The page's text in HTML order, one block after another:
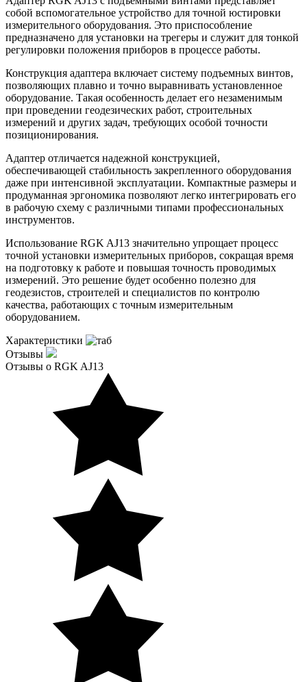
собой вспомогательное устройство для точной юстировки
измерительного оборудования. Это приспособление
предназначено для установки на трегеры и служит для тонкой
регулировки положения приборов в процессе работы.
Конструкция адаптера включает систему подъемных винтов,
позволяющих плавно и точно выравнивать установленное
оборудование. Такая особенность делает его незаменимым
при проведении геодезических работ, строительных
измерений и других задач, требующих особой точности
позиционирования.
Адаптер отличается надежной конструкцией,
обеспечивающей стабильность закрепленного оборудования
даже при интенсивной эксплуатации. Компактные размеры и
продуманная эргономика позволяют легко интегрировать его
в рабочую схему с различными типами профессиональных
инструментов.
Использование RGK AJ13 значительно упрощает процесс
точной установки измерительных приборов, сокращая время
на подготовку к работе и повышая точность проводимых
измерений. Это решение будет особенно полезно для
геодезистов, строителей и специалистов по контролю
качества, работающих с точным измерительным
оборудованием.
Характеристики
Отзывы
Отзывы о RGK AJ13